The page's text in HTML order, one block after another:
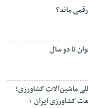
ماند؟
تا دو سال
ماشین‌آلات کشاورزی؛
کشاورزی ایران +